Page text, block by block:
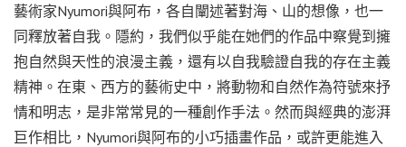
藝術家Nyumori與阿布，各自闡述著對海、山的想像，也一
同釋放著自我。隱約，我們似乎能在她們的作品中察覺到擁
抱自然與天性的浪漫主義，還有以自我驗證自我的存在主義
精神。在東、西方的藝術史中，將動物和自然作為符號來抒
情和明志，是非常常見的一種創作手法。然而與經典的澎湃
巨作相比，Nyumori與阿布的小巧插畫作品，或許更能進入